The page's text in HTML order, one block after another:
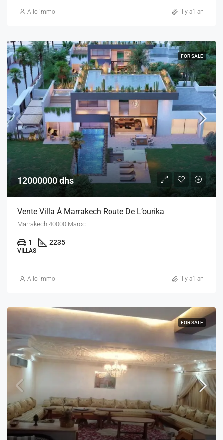
Allo immo il y a1 an
FOR SALE
12000000 dhs
Vente Villa À Marrakech Route De L’ourika
Marrakech 40000 Maroc
1 2235
VILLAS
Allo immo il y a1 an
FOR SALE